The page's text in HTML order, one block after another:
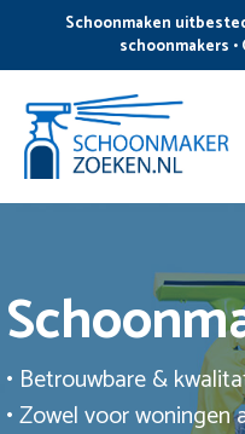
de
inhoud
Schoonmaken
schoonmakers
• Betrouwbare &
• Zowel voor woningen